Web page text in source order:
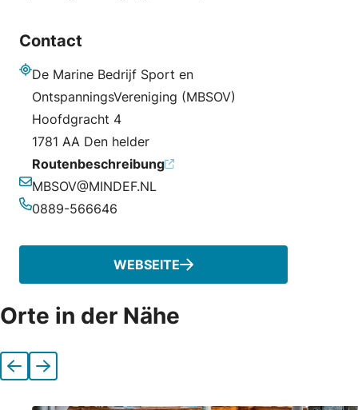
Contact
De Marine Bedrijf Sport en
OntspanningsVereniging (MBSOV)
Hoofdgracht 4
1781 AA Den helder
Routenbeschreibung
E-Mail-Adresse
MBSOV@MINDEF.NL
0889-566646
WEBSEITE
Orte in der Nähe
VorherigeNächste